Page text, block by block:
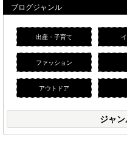
ブログジャンル
出産・子育て
ファッション
アウトドア
ジャ